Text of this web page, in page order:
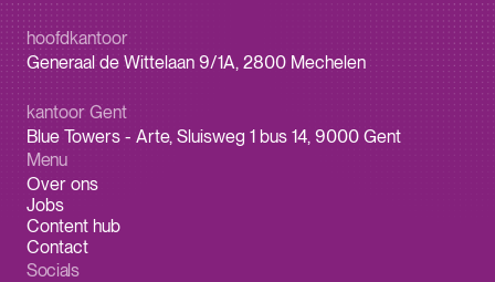
hoofdkantoor
Generaal de Wittelaan 9/1A, 2800 Mechelen
kantoor Gent
Blue Towers - Arte, Sluisweg 1 bus 14, 9000 Gent
Menu
Over ons
Jobs
Content hub
Contact
Socials